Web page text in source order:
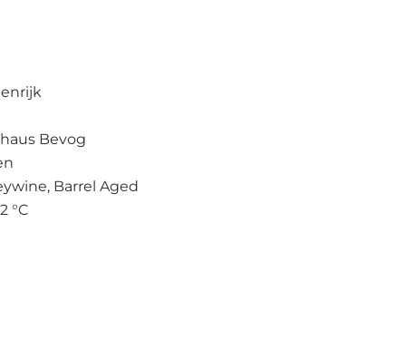
Bevog
Barrel Aged
°C